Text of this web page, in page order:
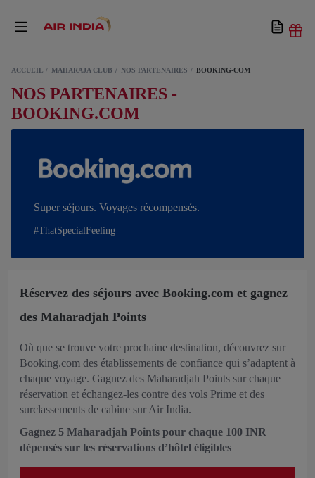
ACCUEIL MAHARAJA CLUB NOS PARTENAIRES BOOKING-COM
NOS PARTENAIRES -
BOOKING.COM
Super séjours. Voyages récompensés.
#ThatSpecialFeeling
Réservez des séjours avec Booking.com et gagnez
des Maharadjah Points
Où que se trouve votre prochaine destination, découvrez sur
Booking.com des établissements de confiance qui s’adaptent à
chaque voyage. Gagnez des Maharadjah Points sur chaque
réservation et échangez-les contre des vols Prime et des
surclassements de cabine sur Air India.
Gagnez 5 Maharadjah Points pour chaque 100 INR
dépensés sur les réservations d’hôtel éligibles